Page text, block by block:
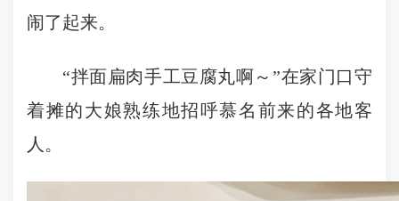
闹了起来。
“拌面扁肉手工豆腐丸啊～”在家门口守
着摊的大娘熟练地招呼慕名前来的各地客
人。